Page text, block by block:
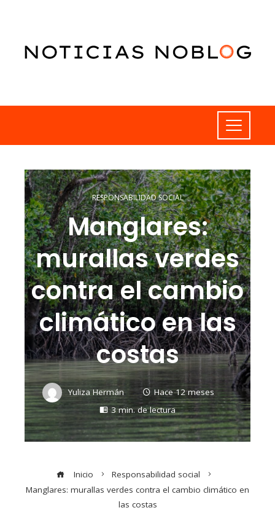
RESPONSABILIDAD SOCIAL
Manglares:
murallas verdes
contra el cambio
climático en las
costas
Yuliza Hermán
Hace 12 meses
3 min. de lectura
Inicio
Responsabilidad social
Manglares: murallas verdes contra el cambio climático en
las costas